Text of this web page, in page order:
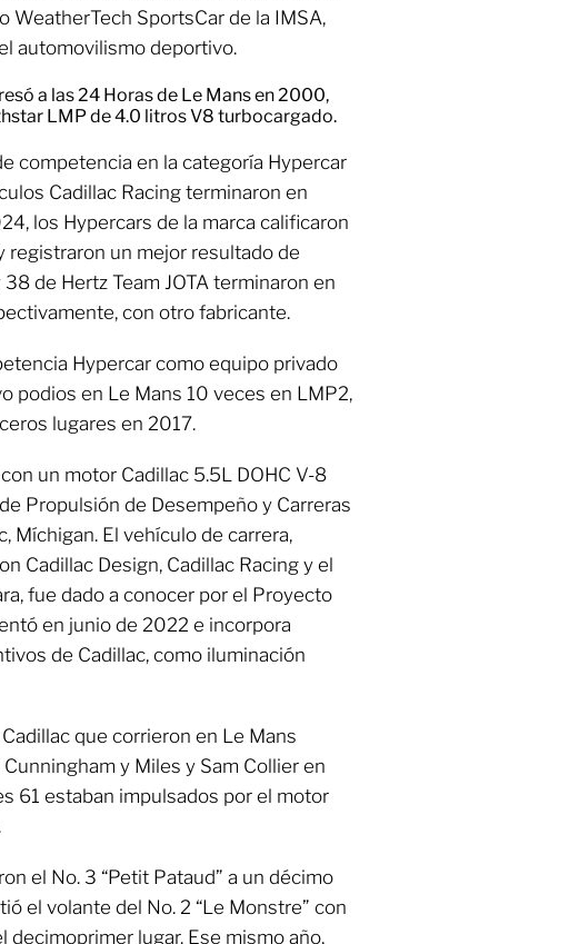
WeatherTech SportsCar de la IMSA,
automovilismo deportivo.
a las 24 Horas de Le Mans en 2000,
LMP de 4.0 litros V8 turbocargado.
competencia en la categoría Hypercar
Cadillac Racing terminaron en
los Hypercars de la marca calificaron
registraron un mejor resultado de
de Hertz Team JOTA terminaron en
con otro fabricante.
Hypercar como equipo privado
podios en Le Mans 10 veces en LMP2,
lugares en 2017.
un motor Cadillac 5.5L DOHC V-8
Propulsión de Desempeño y Carreras
Míchigan. El vehículo de carrera,
Cadillac Design, Cadillac Racing y el
fue dado a conocer por el Proyecto
en junio de 2022 e incorpora
de Cadillac, como iluminación
que corrieron en Le Mans
y Miles y Sam Collier en
61 estaban impulsados por el motor
el No. 3 “Petit Pataud” a un décimo
el volante del No. 2 “Le Monstre” con
decimoprimer lugar. Ese mismo año,